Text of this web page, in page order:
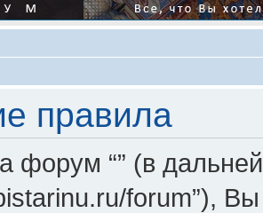
правила
форум “” (в
forum”),